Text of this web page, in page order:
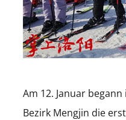
Am 12. Januar
Bezirk Mengjin die